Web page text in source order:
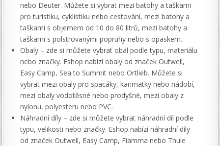
nebo Deuter. Můžete si vybrat mezi batohy a taškami
pro turistiku, cyklistiku nebo cestování, mezi batohy a
taškami s objemem od 10 do 80 litrů, mezi batohy a
taškami s polstrovanými popruhy nebo s opaskem.
Obaly – zde si můžete vybrat obal podle typu, materiálu
nebo značky. Eshop nabízí obaly od značek Outwell,
Easy Camp, Sea to Summit nebo Ortlieb. Můžete si
vybrat mezi obaly pro spacáky, karimatky nebo nádobí,
mezi obaly vodotěsné nebo prodyšné, mezi obaly z
nylonu, polyesteru nebo PVC.
Náhradní díly – zde si můžete vybrat náhradní díl podle
typu, velikosti nebo značky. Eshop nabízí náhradní díly
od značek Outwell, Easy Camp, Fiamma nebo Thule